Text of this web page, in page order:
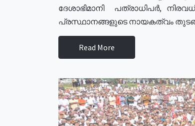
ദേശാഭിമാനി പത്രാധിപർ,
പ്രസ്ഥാനങ്ങളുടെ നായകത്വം
Read More